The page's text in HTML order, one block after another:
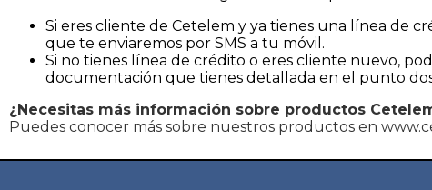
Si eres cliente de Cetelem y ya tienes una línea de
que te enviaremos por SMS a tu móvil.
Si no tienes línea de crédito o eres cliente nuevo,
documentación que tienes detallada en el punto
¿Necesitas más información sobre productos
Puedes conocer más sobre nuestros productos en